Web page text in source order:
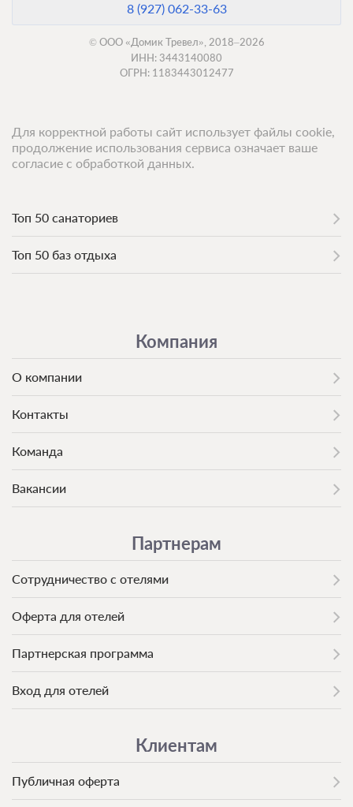
8 (927) 062-33-63
© ООО «Домик Тревел», 2018–2026
ИНН: 3443140080
ОГРН: 1183443012477
Топ 50 санаториев
Топ 50 баз отдыха
Компания
О компании
Контакты
Команда
Вакансии
Партнерам
Сотрудничество с отелями
Оферта для отелей
Партнерская программа
Вход для отелей
Клиентам
Публичная оферта
Для корректной работы сайт использует файлы cookie,
продолжение использования сервиса означает ваше
согласие с обработкой данных.